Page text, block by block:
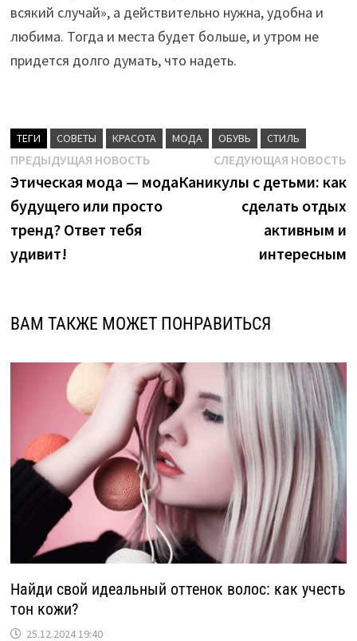
всякий случай», а действительно нужна, удобна и
любима. Тогда и места будет больше, и утром не
придется долго думать, что надеть.
ТЕГИ CОВЕТЫ КРАСОТА МОДА ОБУВЬ СТИЛЬ
Навигация
по
записям
ПРЕДЫДУЩАЯ НОВОСТЬПредыдущая
новость:
Этическая мода — мода
будущего или просто
тренд? Ответ тебя
удивит!
СЛЕДУЮЩАЯ НОВОСТЬ
Каникулы с детьми: как
сделать отдых
активным и
интересным
ВАМ ТАКЖЕ МОЖЕТ ПОНРАВИТЬСЯ
Найди свой идеальный оттенок волос: как учесть
тон кожи?
25.12.2024 19:40